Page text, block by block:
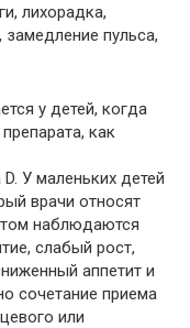
лихорадка,
пульса,
у детей, когда
как
У маленьких детей
врачи относят
наблюдаются
слабый рост,
аппетит и
сочетание приема
или